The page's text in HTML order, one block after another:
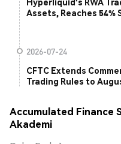
Assets, Reaches 54%
2026-07-24
CFTC Extends
Trading Rules to
Accumulated Finance
Akademi